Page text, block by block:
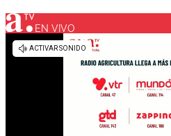
Los comentarios son
EN VIVO